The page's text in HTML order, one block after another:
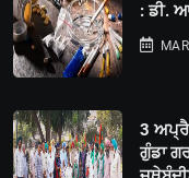
: ਡੀ.
3
ਗੁੰਡਾ